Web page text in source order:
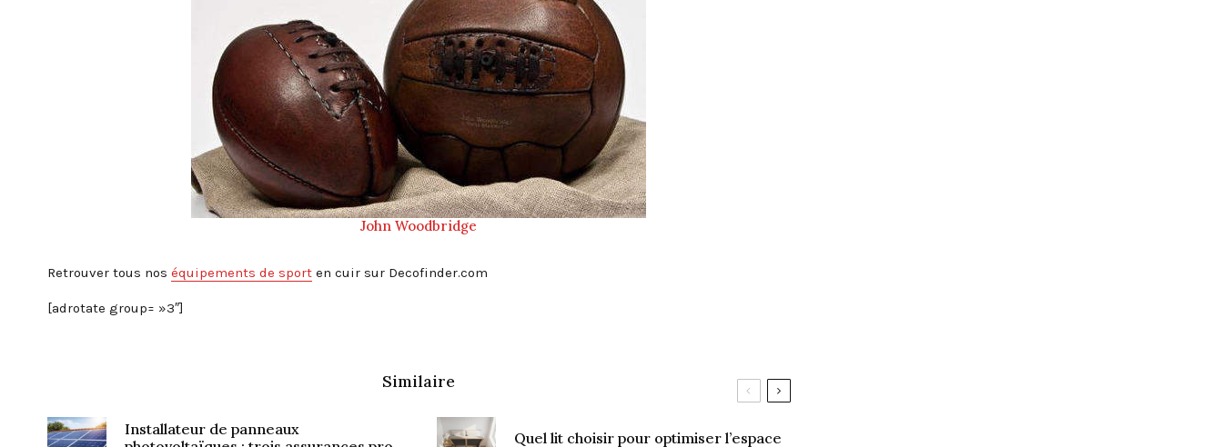
John Woodbridge
Retrouver tous nos équipements de sport en cuir sur Decofinder.com
[adrotate group= »3″]
Similaire
Installateur de panneaux
Quel lit choisir pour optimiser l’espace